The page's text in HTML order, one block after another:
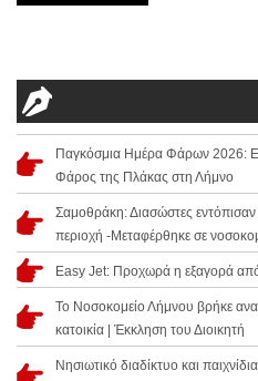
Παγκόσμια Ημέρα Φάρων 2026:
Φάρος της Πλάκας στη Λήμνο
Σαμοθράκη: Διασώστες
περιοχή -Μεταφέρθηκε σε
Easy Jet: Προχωρά η εξαγορά
Το Νοσοκομείο Λήμνου βρήκε
κατοικία | Έκκληση του Διοικητή
Νησιωτικό διαδίκτυο και